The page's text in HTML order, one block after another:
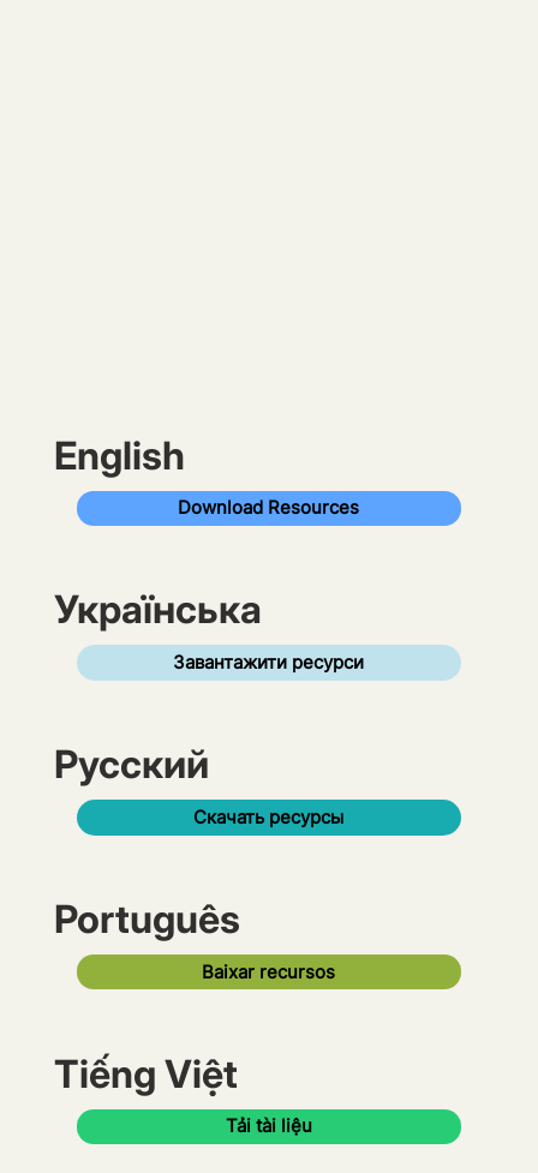
English
Download Resources
Українська
Завантажити ресурси
Pусский
Скачать ресурсы
Português
Baixar recursos
Tiếng Việt
Tải tài liệu